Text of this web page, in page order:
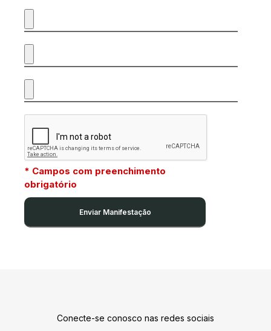
* Campos com preenchimento
obrigatório
Conecte-se conosco nas redes sociais